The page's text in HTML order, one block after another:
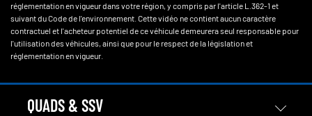
réglementation en vigueur dans votre région, y compris par l'article L.362-1 et
suivant du Code de l'environnement. Cette vidéo ne contient aucun caractère
contractuel et l'acheteur potentiel de ce véhicule demeurera seul responsable pour
l'utilisation des véhicules, ainsi que pour le respect de la législation et
réglementation en vigueur.
QUADS & SSV